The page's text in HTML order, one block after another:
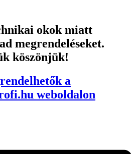
okok miatt
megrendeléseket.
köszönjük!
a
weboldalon